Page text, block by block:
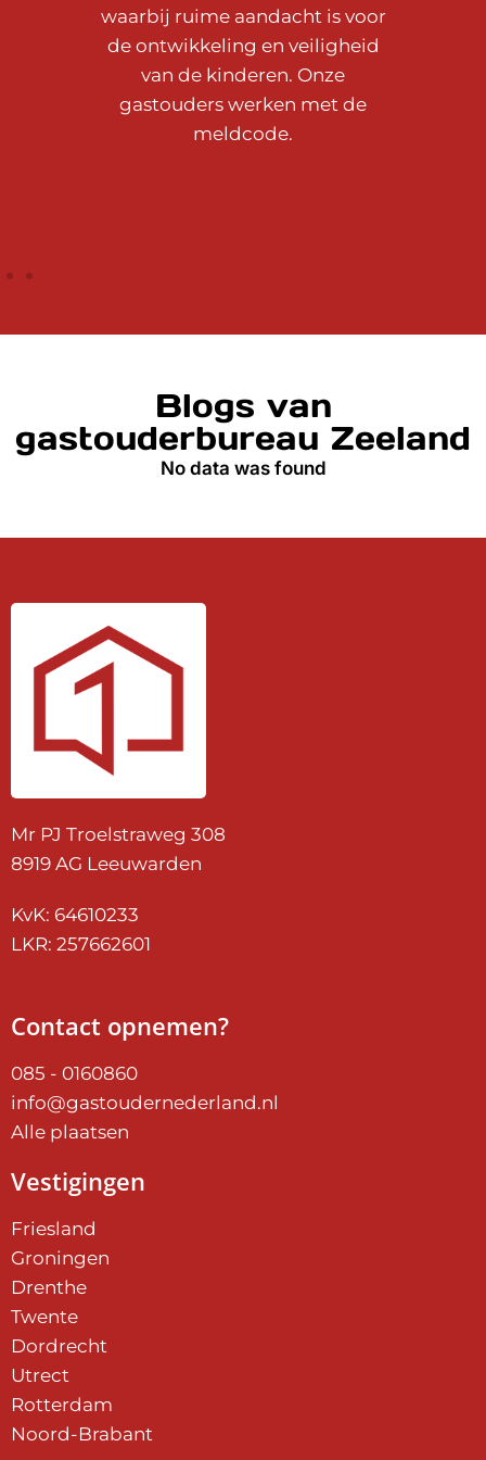
waarbij ruime aandacht is voor
de ontwikkeling en veiligheid
van de kinderen. Onze
gastouders werken met de
meldcode.
Blogs van
gastouderbureau Zeeland
No data was found
Mr PJ Troelstraweg 308
8919 AG Leeuwarden
KvK: 64610233
LKR: 257662601
Contact opnemen?
085 - 0160860
info@gastoudernederland.nl
Alle plaatsen
Vestigingen
Friesland
Groningen
Drenthe
Twente
Dordrecht
Utrect
Rotterdam
Noord-Brabant